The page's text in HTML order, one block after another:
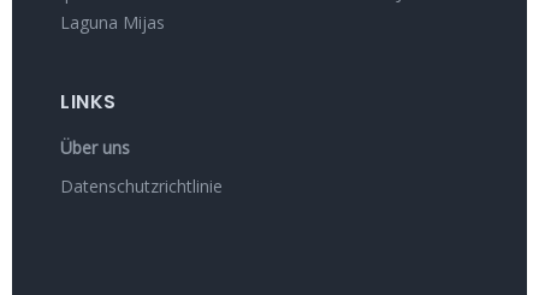
Laguna Mijas
LINKS
Über uns
Datenschutzrichtlinie